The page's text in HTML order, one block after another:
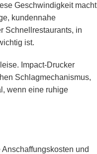
Geschwindigkeit macht
kundennahe
Schnellrestaurants, in
ist.
Impact-Drucker
Schlagmechanismus,
wenn eine ruhige
und